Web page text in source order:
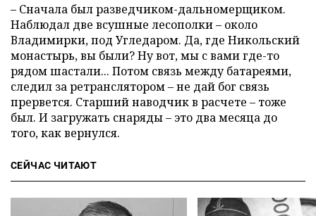
– Сначала был разведчиком-дальномерщиком.
Наблюдал две всушные лесополки – около
Владимирки, под Угледаром. Да, где Никольский
монастырь, вы были? Ну вот, мы с вами где-то
рядом шастали... Потом связь между батареями,
следил за ретранслятором – не дай бог связь
прервется. Старший наводчик в расчете – тоже
был. И загружать снаряды – это два месяца до
того, как вернулся.
СЕЙЧАС ЧИТАЮТ